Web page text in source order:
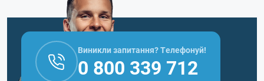
Виникли запитання? Телефонуй!
0 800 339 712